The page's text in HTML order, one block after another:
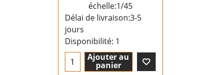
échelle:1/45
Délai de livraison:3-5
jours
Disponibilité: 1
Ajouter au
panier